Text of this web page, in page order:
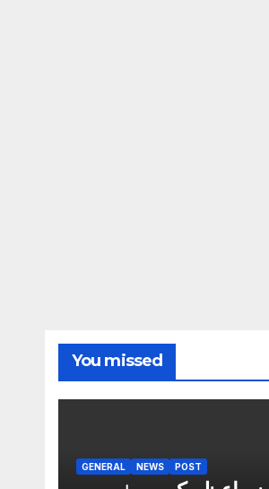
You missed
GENERAL NEWS POST